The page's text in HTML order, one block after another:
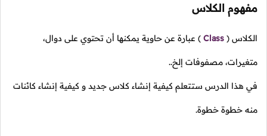
مفهوم الكلاس
الكلاس (
Class
) عبارة عن حاوية يمكنها أن تحتوي على دوال،
متغيرات، مصفوفات إلخ..
في هذا الدرس ستتعلم كيفية إنشاء كلاس جديد و كيفية إنشاء كائنات
منه خطوة خطوة.